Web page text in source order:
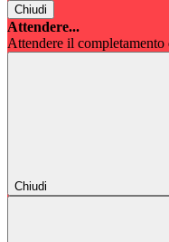
Chiudi
Attendere...
Attendere il completamento
Chiudi